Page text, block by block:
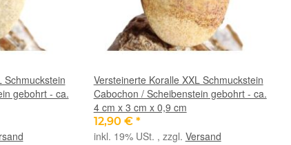
Schmuckstein
gebohrt - ca.
Versteinerte Koralle XXL Schmuckstein
Cabochon / Scheibenstein gebohrt - ca.
4 cm x 3 cm x 0,9 cm
12,90 € *
inkl. 19% USt. , zzgl. Versand